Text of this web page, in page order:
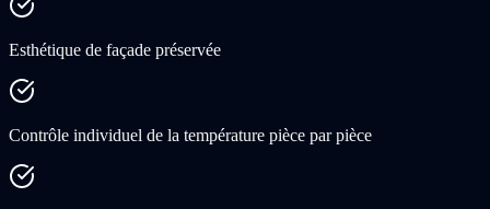
Esthétique de façade préservée
Contrôle individuel de la température pièce par pièce